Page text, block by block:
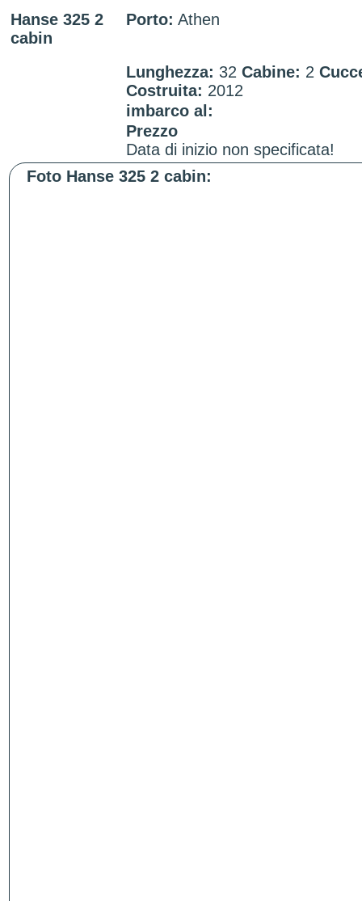
Hanse 325 2
cabin
Porto: Athen
Lunghezza: 32 Cabine: 2
Costruita: 2012
imbarco al:
Prezzo
Data di inizio non specificata!
Foto Hanse 325 2 cabin: